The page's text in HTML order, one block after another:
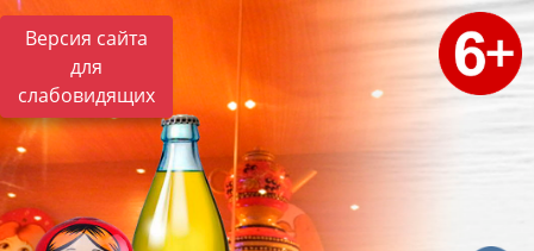
Версия сайта
для
слабовидящих